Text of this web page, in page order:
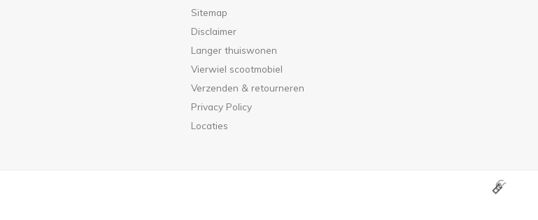
Sitemap
Disclaimer
Langer thuiswonen
Vierwiel scootmobiel
Verzenden & retourneren
Privacy Policy
Locaties